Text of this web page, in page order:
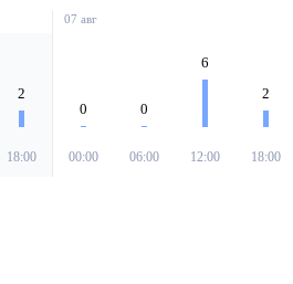
2
18:00
07 авг
0
00:00
0
06:00
6
12:00
2
18:00